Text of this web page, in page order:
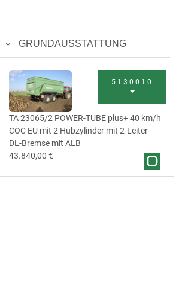
GRUNDAUSSTATTUNG
5130010
TA 23065/2 POWER-TUBE plus+ 40 km/h
COC EU mit 2 Hubzylinder mit 2-Leiter-
DL-Bremse mit ALB
43.840,00 €